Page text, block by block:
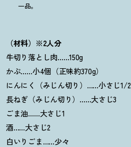
一品。
（材料）※2人分
牛切り落とし肉……150g
かぶ……小4個（正味約370g）
にんにく（みじん切り）……小さじ1/2
長ねぎ（みじん切り）……大さじ3
ごま油……大さじ1
酒……大さじ2
白いりごま……少々